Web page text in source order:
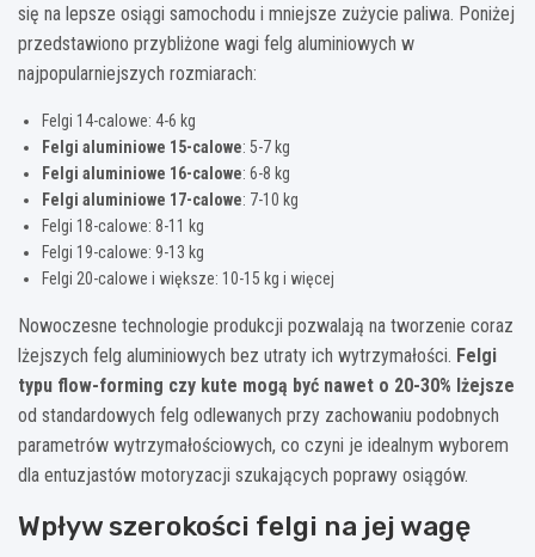
się na lepsze osiągi samochodu i mniejsze zużycie paliwa. Poniżej
przedstawiono przybliżone wagi felg aluminiowych w
najpopularniejszych rozmiarach:
Felgi 14-calowe: 4-6 kg
Felgi aluminiowe 15-calowe: 5-7 kg
Felgi aluminiowe 16-calowe: 6-8 kg
Felgi aluminiowe 17-calowe: 7-10 kg
Felgi 18-calowe: 8-11 kg
Felgi 19-calowe: 9-13 kg
Felgi 20-calowe i większe: 10-15 kg i więcej
Nowoczesne technologie produkcji pozwalają na tworzenie coraz
lżejszych felg aluminiowych bez utraty ich wytrzymałości. Felgi
typu flow-forming czy kute mogą być nawet o 20-30% lżejsze
od standardowych felg odlewanych przy zachowaniu podobnych
parametrów wytrzymałościowych, co czyni je idealnym wyborem
dla entuzjastów motoryzacji szukających poprawy osiągów.
Wpływ szerokości felgi na jej wagę